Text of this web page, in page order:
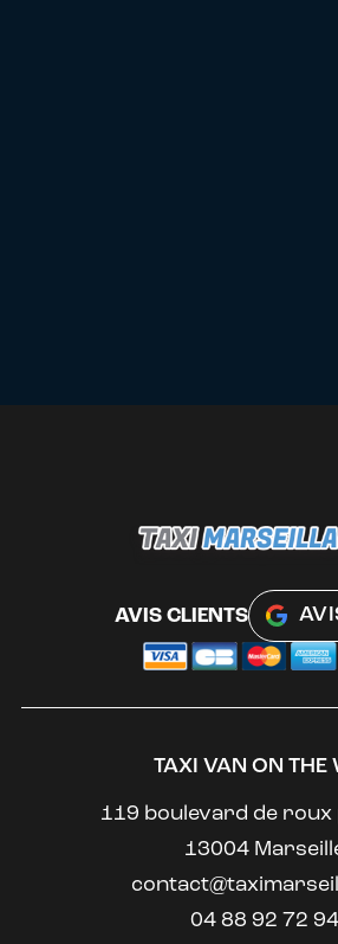
AVIS CLIENTS
TAXI VAN ON THE
119 boulevard de
13004
04 88 92 72 94